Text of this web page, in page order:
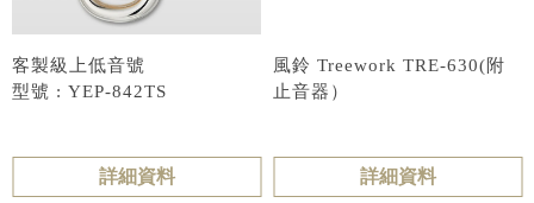
客製級上低音號
型號 : YEP-842TS
詳細資料
風鈴 Treework TRE-630(附
止音器）
詳細資料